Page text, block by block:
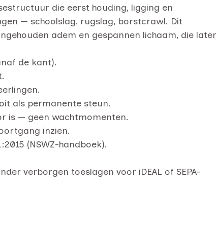
die eerst houding, ligging en
— schoolslag, rugslag, borstcrawl. Dit
adem en gespannen lichaam, die later
de kant).
als permanente steun.
is — geen wachtmomenten.
inzien.
(NSWZ-handboek).
verborgen toeslagen voor iDEAL of SEPA-